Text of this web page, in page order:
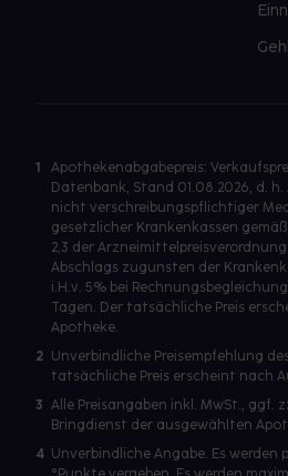
1
Apothekenabgabepreis:
Datenbank, Stand 01.08.2026, d.
nicht verschreibungspflichtiger
gesetzlicher Krankenkassen gemäß
2,3 der
Abschlags zugunsten der
i.H.v. 5% bei
Tagen. Der tatsächliche Preis
Apotheke.
2 Unverbindliche Preisempfehlung
tatsächliche Preis erscheint nach
3 Alle Preisangaben inkl. MwSt., ggf.
Bringdienst der ausgewählten
4 Unverbindliche Angabe. Es werden